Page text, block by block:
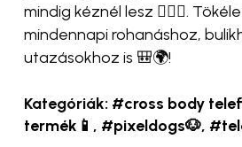
mindig kéznél lesz 🏃‍♂️✨.
mindennapi rohanáshoz,
utazásokhoz is 🎒🌍!
Kategóriák: #cross body
termék📱 , #pixeldogs🐶,